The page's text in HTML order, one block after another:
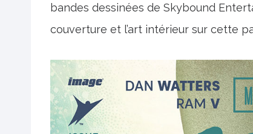
bandes dessinées de Skybound
couverture et l’art intérieur sur cette